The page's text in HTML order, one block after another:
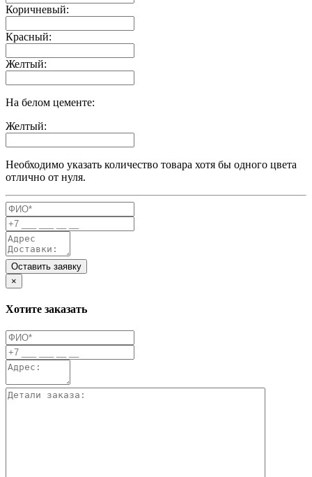
Коричневый:
Красный:
Желтый:
На белом цементе:
Желтый:
Необходимо указать количество товара хотя бы одного цвета
отлично от нуля.
Оставить заявку
×
Хотите заказать